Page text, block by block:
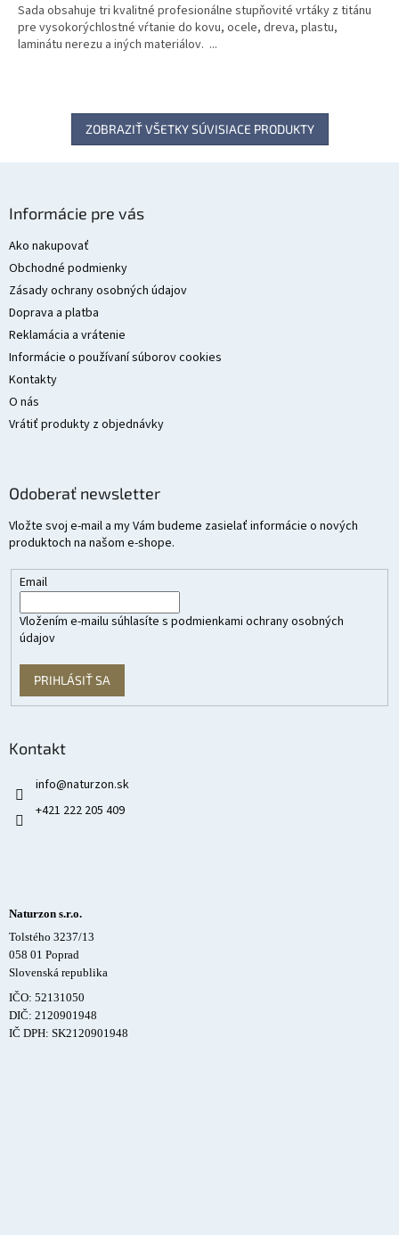
Sada obsahuje tri kvalitné profesionálne stupňovité vrtáky z titánu
pre vysokorýchlostné vŕtanie do kovu, ocele, dreva, plastu,
laminátu nerezu a iných materiálov. ...
ZOBRAZIŤ VŠETKY SÚVISIACE PRODUKTY
Informácie pre vás
Ako nakupovať
Obchodné podmienky
Zásady ochrany osobných údajov
Doprava a platba
Reklamácia a vrátenie
Informácie o používaní súborov cookies
Kontakty
O nás
Vrátiť produkty z objednávky
Odoberať newsletter
Vložte svoj e-mail a my Vám budeme zasielať informácie o nových
produktoch na našom e-shope.
Email
Vložením e-mailu súhlasíte s podmienkami ochrany osobných
údajov
PRIHLÁSIŤ SA
Kontakt
info@naturzon.sk
+421 222 205 409
Naturzon s.r.o.
Tolstého 3237/13
058 01 Poprad
Slovenská republika
IČO: 52131050
DIČ: 2120901948
IČ DPH: SK2120901948